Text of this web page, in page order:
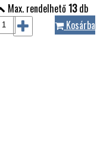
Max. rendelhető13db
Kosárba